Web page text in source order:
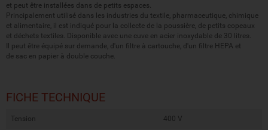
et peut être installées dans de petits espaces.
Principalement utilisé dans les industries du textile, pharmaceutique, chimique
et alimentaire, il est indiqué pour la collecte de la poussière, de petits copeaux
et déchets textiles. Disponible avec une cuve en acier inoxydable de 30 litres.
Il peut être équipé sur demande, d'un filtre à cartouche, d'un filtre HEPA et
de sac en papier à double couche.
FICHE TECHNIQUE
Tension 400 V